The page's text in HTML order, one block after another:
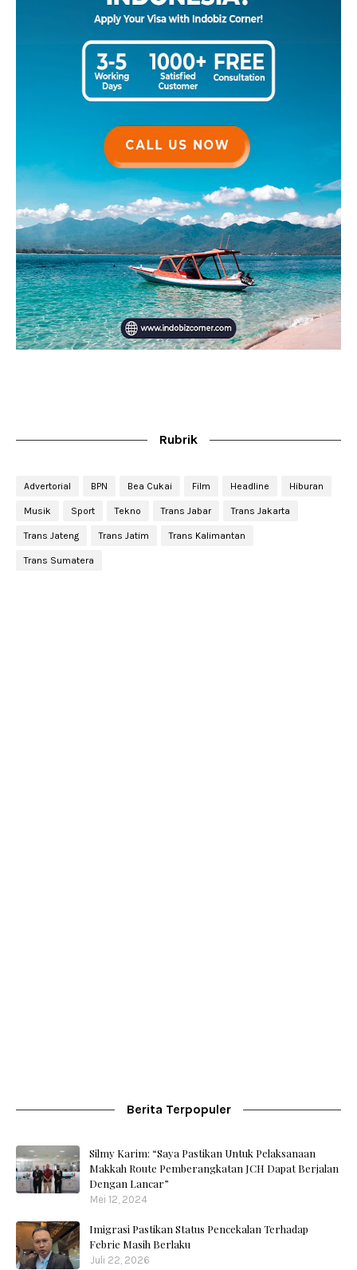
Rubrik
Advertorial BPN Bea Cukai Film Headline Hiburan
Musik Sport Tekno Trans Jabar Trans Jakarta
Trans Jateng Trans Jatim Trans Kalimantan
Trans Sumatera
Berita Terpopuler
Silmy Karim: “Saya Pastikan Untuk Pelaksanaan
Makkah Route Pemberangkatan JCH Dapat Berjalan
Dengan Lancar”
Mei 12, 2024
Imigrasi Pastikan Status Pencekalan Terhadap
Febrie Masih Berlaku
Juli 22, 2026